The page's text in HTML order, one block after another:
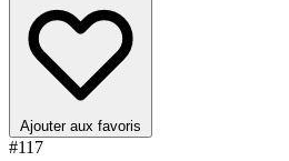
Ajouter aux favoris
#117